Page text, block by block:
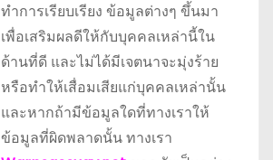
ทำการเรียบเรียง ข้อมูลต่างๆ ขึ้นมา
เพื่อเสริมผลดีให้กับบุคคลเหล่านี้ใน
ด้านที่ดี และไม่ได้มีเจตนาจะมุ่งร้าย
หรือทำให้เสื่อมเสียแก่บุคคลเหล่านั้น
และหากถ้ามีข้อมูลใดที่ทางเราให้
ข้อมูลที่ผิดพลาดนั้น ทางเรา